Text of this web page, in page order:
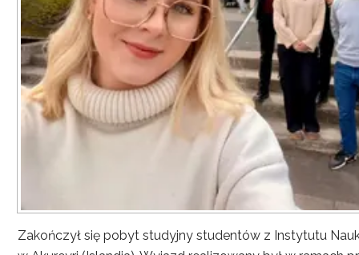
Zakończył się pobyt studyjny studentów z Instytutu